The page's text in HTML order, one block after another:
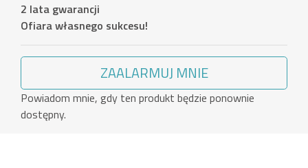
2 lata gwarancji
Ofiara własnego sukcesu!
ZAALARMUJ MNIE
Powiadom mnie, gdy ten produkt będzie ponownie
dostępny.